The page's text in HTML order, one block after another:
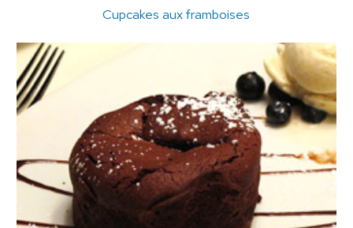
Cupcakes aux framboises